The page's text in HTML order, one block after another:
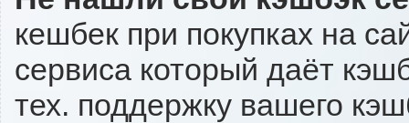
кешбек при покупках на
сервиса который даёт
тех. поддержку вашего